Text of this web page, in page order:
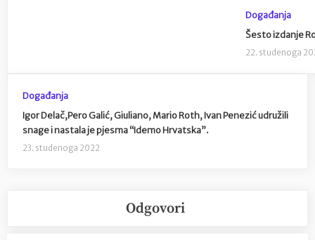
Događanja
Šesto izdanje
22. studenoga
Događanja
Igor Delač,Pero Galić, Giuliano, Mario Roth, Ivan Penezić udružili
snage i nastala je pjesma “Idemo Hrvatska”.
23. studenoga 2022
Odgovori